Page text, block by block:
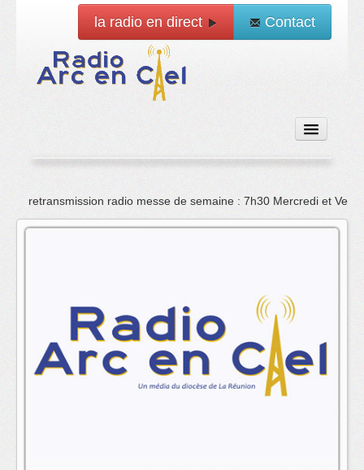
la radio en direct Contact
Accueil
Emissions
La radio
L'équipe
retransmission radio messe de semaine : 7h30 Mercredi et